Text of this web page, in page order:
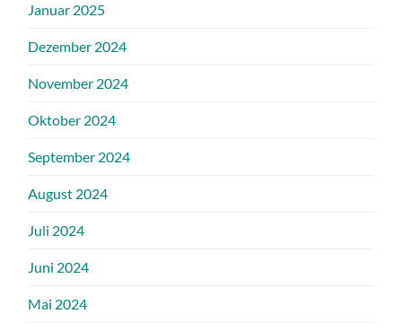
Januar 2025
Dezember 2024
November 2024
Oktober 2024
September 2024
August 2024
Juli 2024
Juni 2024
Mai 2024